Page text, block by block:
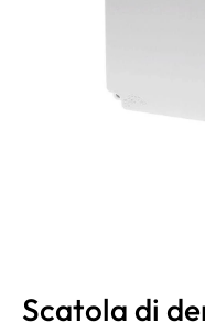
Scatola di